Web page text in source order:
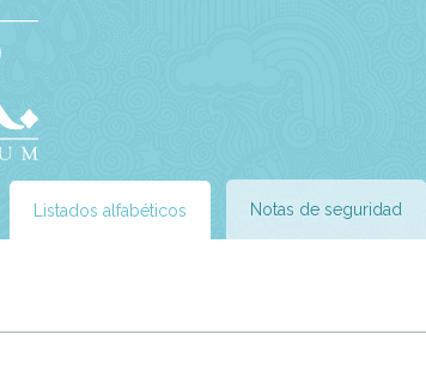
Listados alfabéticos Notas de seguridad